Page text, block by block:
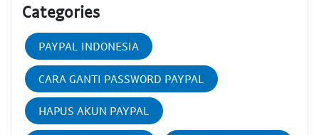
Categories
PAYPAL INDONESIA
CARA GANTI PASSWORD PAYPAL
HAPUS AKUN PAYPAL